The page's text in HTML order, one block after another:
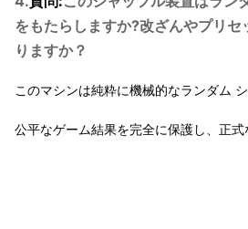
をもたらしますか?改ざんやプリ
りますか？
このマシンは純粋に機械的なランダム
公平なゲーム結果を完全に保護し、正